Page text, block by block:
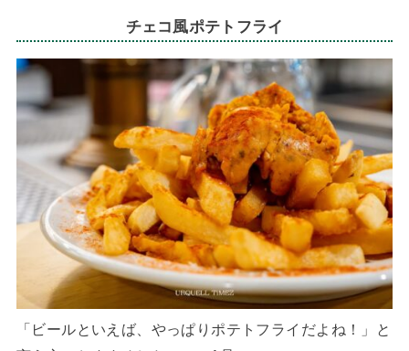
チェコ風ポテトフライ
「ビールといえば、やっぱりポテトフライだよね！」と